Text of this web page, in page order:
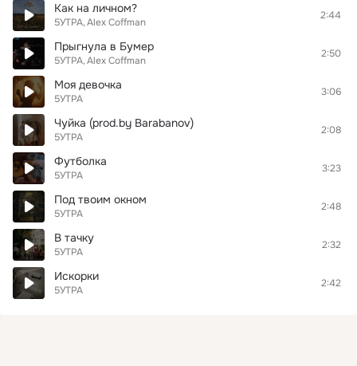
Как на личном?
5УТРА Alex Coffman
2:44
Прыгнула в Бумер
5УТРА Alex Coffman
2:50
Моя девочка
5УТРА
3:06
Чуйка (prod.by Barabanov)
5УТРА
2:08
Футболка
5УТРА
3:23
Под твоим окном
5УТРА
2:48
В тачку
5УТРА
2:32
Искорки
5УТРА
2:42